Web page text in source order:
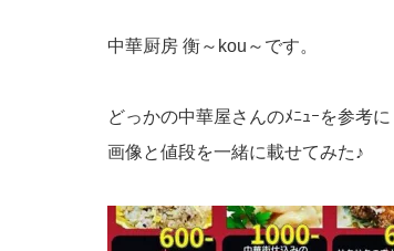
中華厨房 衡～kou～です。
どっかの中華屋さんのﾒﾆｭｰを参考に
画像と値段を一緒に載せてみた♪